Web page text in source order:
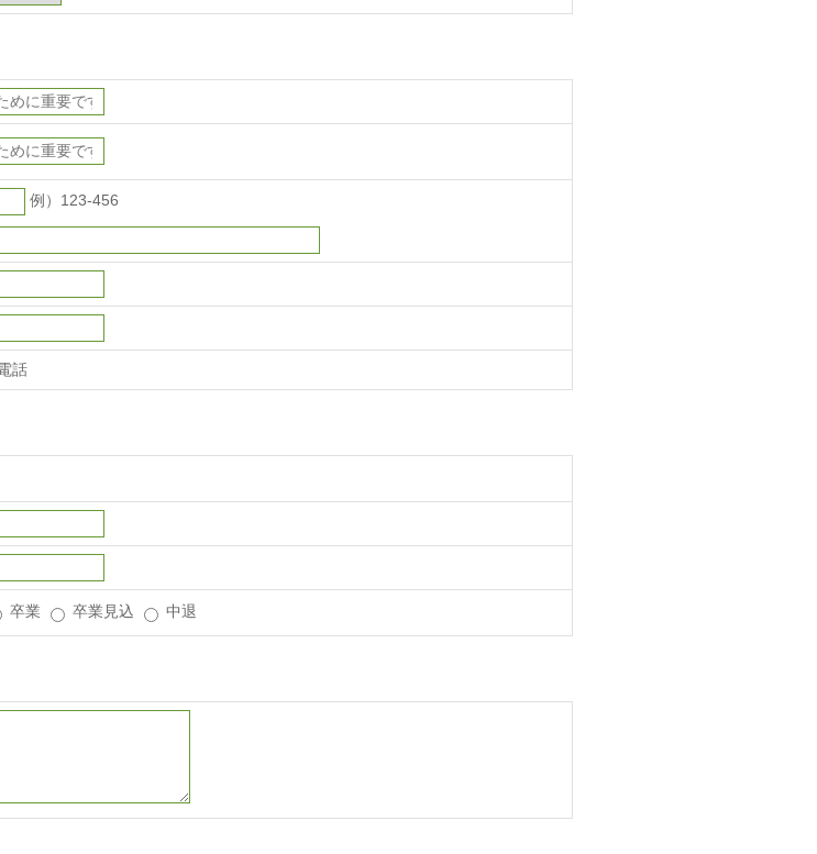
例）123-456
話
卒業 卒業見込 中退